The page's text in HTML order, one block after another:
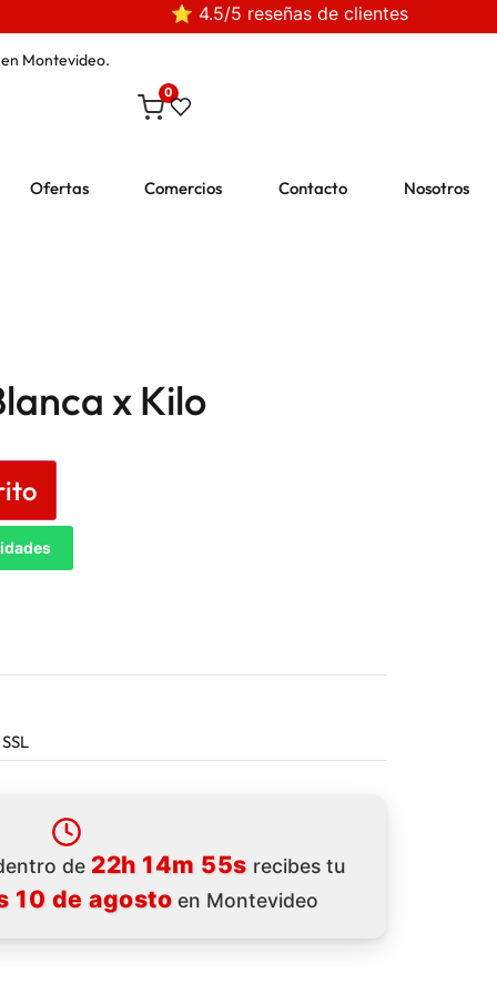
⭐ 4.5/5 reseñas de clientes
Montevideo.
0
Ofertas Comercios Contacto Nosotros
x Kilo
de 22h 14m 53s recibes tu
10 de agosto en Montevideo